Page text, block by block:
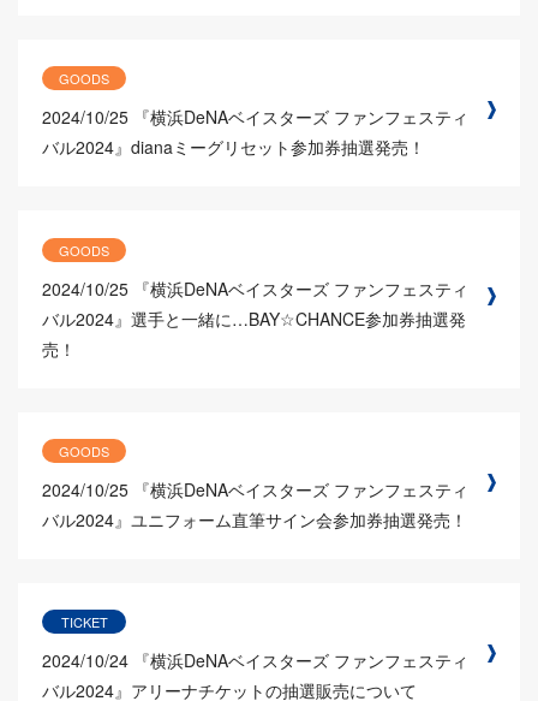
GOODS
2024/10/25 『横浜DeNAベイスターズ ファンフェスティ
バル2024』dianaミーグリセット参加券抽選発売！
GOODS
2024/10/25 『横浜DeNAベイスターズ ファンフェスティ
バル2024』選手と一緒に…BAY☆CHANCE参加券抽選発
売！
GOODS
2024/10/25 『横浜DeNAベイスターズ ファンフェスティ
バル2024』ユニフォーム直筆サイン会参加券抽選発売！
TICKET
2024/10/24 『横浜DeNAベイスターズ ファンフェスティ
バル2024』アリーナチケットの抽選販売について